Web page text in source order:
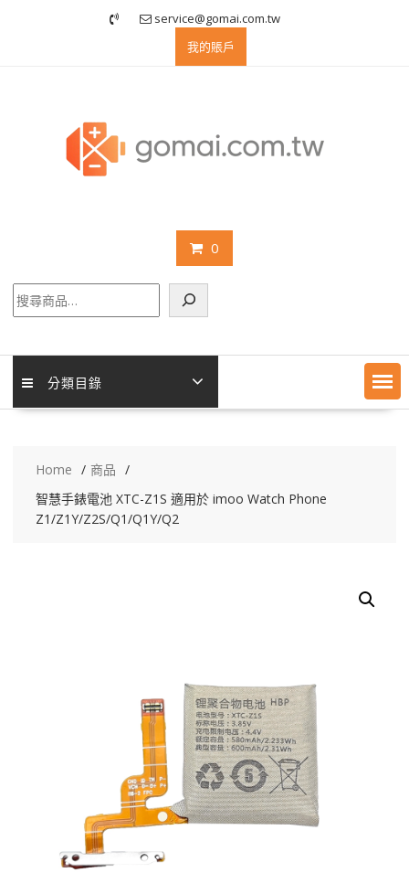
service@gomai.com.tw
我的賬戶
0
尋
分類目錄
Home
商品
智慧手錶電池 XTC-Z1S 適用於 imoo Watch Phone
Z1/Z1Y/Z2S/Q1/Q1Y/Q2